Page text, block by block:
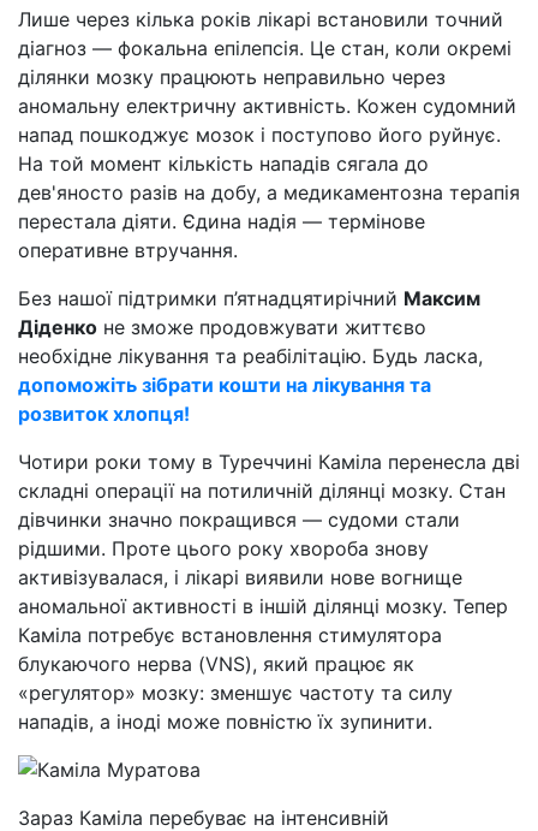
Лише через кілька років лікарі встановили точний
діагноз — фокальна епілепсія. Це стан, коли окремі
ділянки мозку працюють неправильно через
аномальну електричну активність. Кожен судомний
напад пошкоджує мозок і поступово його руйнує.
На той момент кількість нападів сягала до
дев'яносто разів на добу, а медикаментозна терапія
перестала діяти. Єдина надія — термінове
оперативне втручання.
Без нашої підтримки п’ятнадцятирічний Максим
Діденко не зможе продовжувати життєво
необхідне лікування та реабілітацію. Будь ласка,
допоможіть зібрати кошти на лікування та
розвиток хлопця!
Чотири роки тому в Туреччині Каміла перенесла дві
складні операції на потиличній ділянці мозку. Стан
дівчинки значно покращився — судоми стали
рідшими. Проте цього року хвороба знову
активізувалася, і лікарі виявили нове вогнище
аномальної активності в іншій ділянці мозку. Тепер
Каміла потребує встановлення стимулятора
блукаючого нерва (VNS), який працює як
«регулятор» мозку: зменшує частоту та силу
нападів, а іноді може повністю їх зупинити.
Зараз Каміла перебуває на інтенсивній